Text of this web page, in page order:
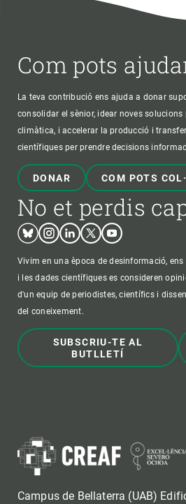
Com pots
La teva contribució ens ajuda a donar
consolidar el sènior, idear noves solucions
climàtica, i accelerar la producció i
científiques per prendre decisions
DONAR COM POTS
No et perdis
BlueskyInstagram
LinkedinTwitterYoutube
Vivim en una època de desinformació,
i les dades científiques es consideren
d'un equip de periodistes, científics i
del coneixement.
SUBSCRIU-TE AL
BUTLLETÍ
Campus de Bellaterra (UAB)